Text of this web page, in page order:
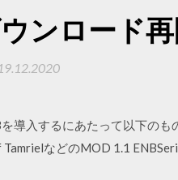
ンロード
19.12.2020
入するにあたって以下のも
などのMOD 1.1